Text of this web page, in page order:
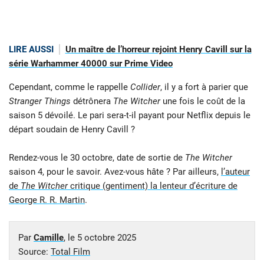
LIRE AUSSI
Un maître de l’horreur rejoint Henry Cavill sur la
série Warhammer 40000 sur Prime Video
Cependant, comme le rappelle Collider, il y a fort à parier que
Stranger Things détrônera The Witcherune fois le coût de la
saison 5 dévoilé. Le pari sera-t-il payant pour Netflix depuis le
départ soudain de Henry Cavill ?
Rendez-vous le 30 octobre, date de sortie de The Witcher
saison 4, pour le savoir. Avez-vous hâte ? Par ailleurs, l’auteur
de The Witchercritique (gentiment) la lenteur d’écriture de
George R. R. Martin.
Par Camille, le 5 octobre 2025
Source: Total Film